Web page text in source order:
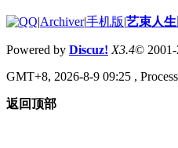
|Archiver|手机版|艺束人生
Powered by Discuz! X3.4© 2001-
GMT+8, 2026-8-9 09:25 ,
返回顶部